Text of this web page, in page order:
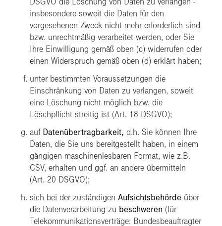
insbesondere soweit die Daten für den
vorgesehenen Zweck nicht mehr erforderlich sind
bzw. unrechtmäßig verarbeitet werden, oder Sie
Ihre Einwilligung gemäß oben (c) widerrufen oder
einen Widerspruch gemäß oben (d) erklärt haben;
unter bestimmten Voraussetzungen die
Einschränkung von Daten zu verlangen, soweit
eine Löschung nicht möglich bzw. die
Löschpflicht streitig ist (Art. 18 DSGVO);
auf Datenübertragbarkeit, d.h. Sie können Ihre
Daten, die Sie uns bereitgestellt haben, in einem
gängigen maschinenlesbaren Format, wie z.B.
CSV, erhalten und ggf. an andere übermitteln
(Art. 20 DSGVO);
sich bei der zuständigen Aufsichtsbehörde über
die Datenverarbeitung zu beschweren (für
Telekommunikationsverträge: Bundesbeauftragter